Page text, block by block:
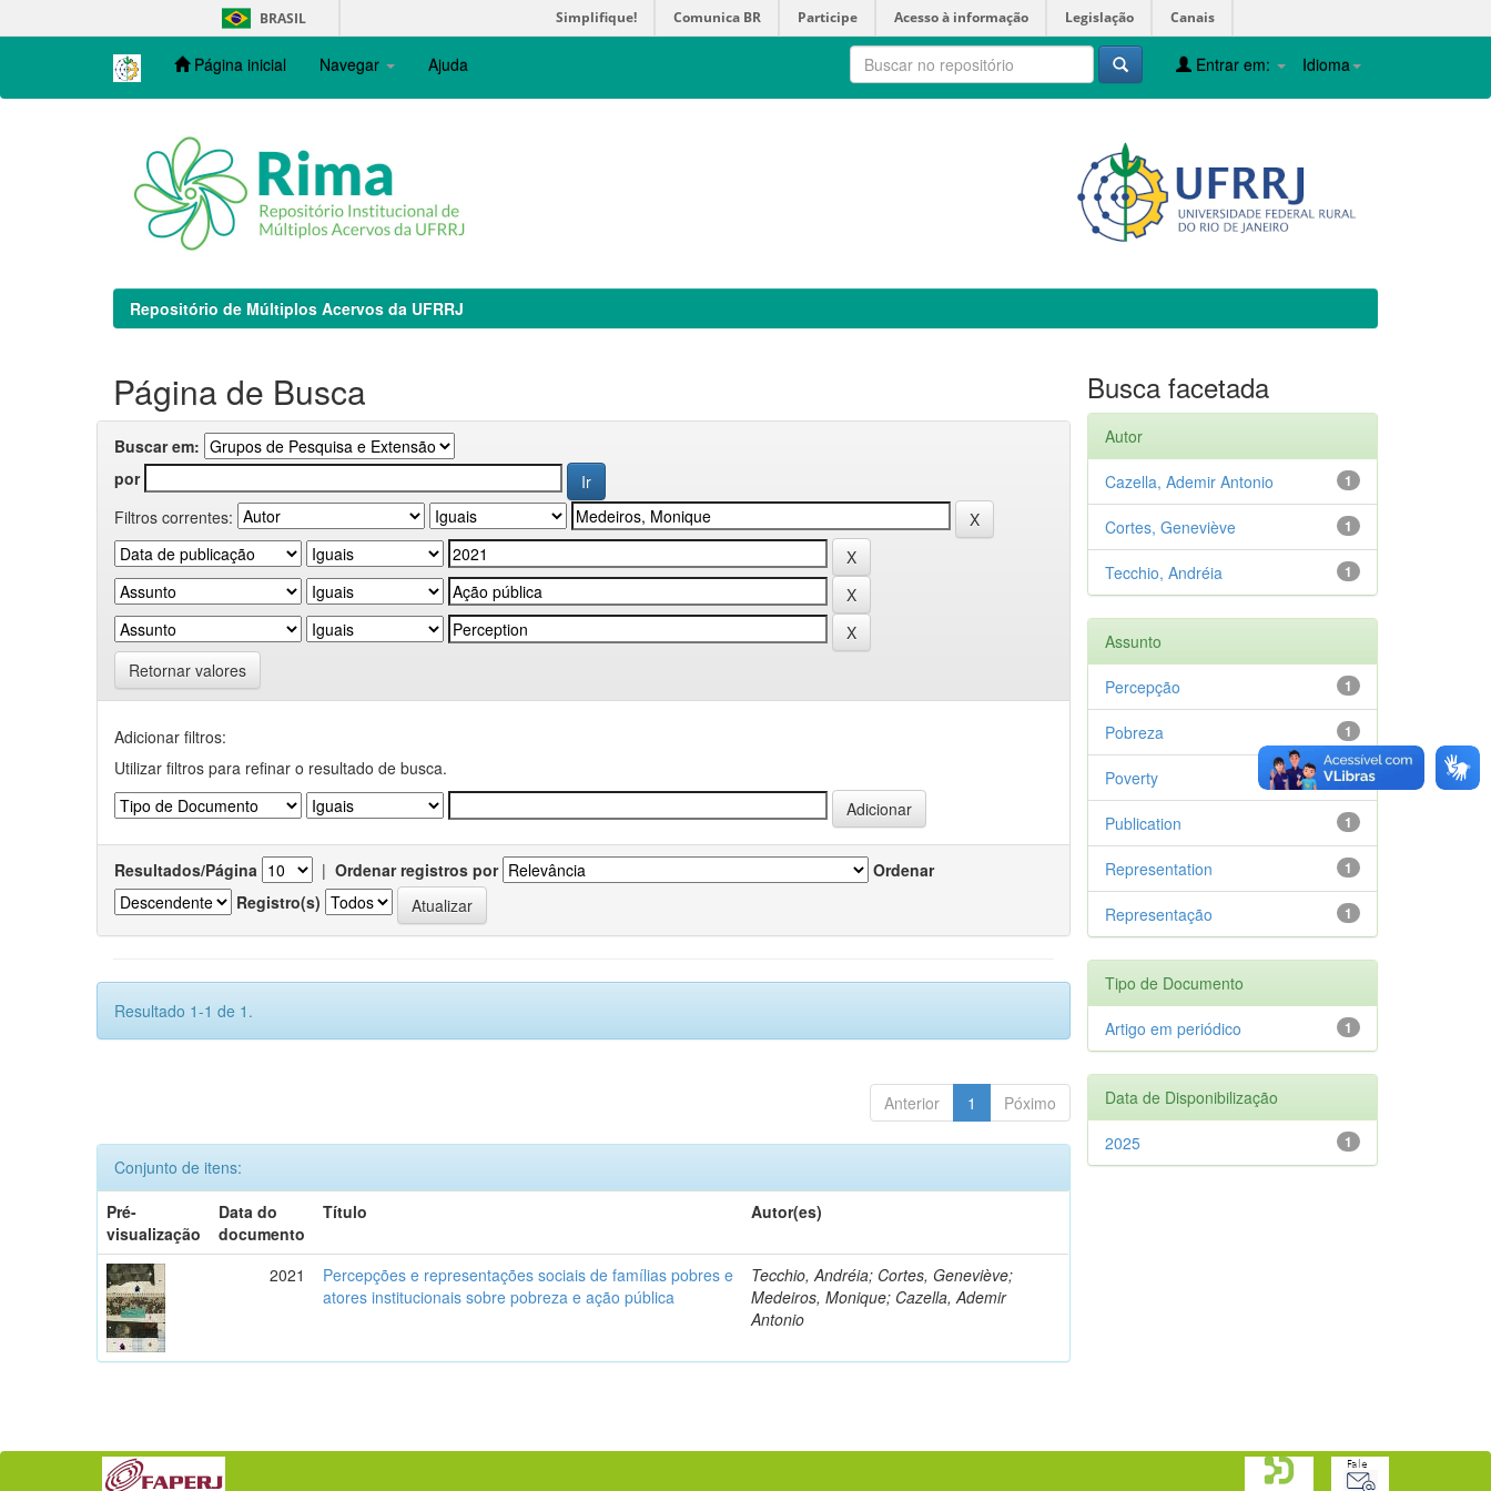
navigation
BRASIL Simplifique! Comunica BR Participe Acesso à informação Legislação Canais
Página inicial Navegar Ajuda Idioma
Entrar em:
Repositório de Múltiplos Acervos da UFRRJ
Página de Busca
Buscar em:
por
Filtros correntes:
Retornar valores
Adicionar filtros:
Utilizar filtros para refinar o resultado de busca.
Resultados/Página | Ordenar registros por
Ordenar
Registro(s)
Resultado 1-1 de 1.
Anterior 1 Póximo
Conjunto de itens:
Pré-
visualização
Data do
documento
Título Autor(es)
2021
Percepções e representações sociais de famílias pobres e
atores institucionais sobre pobreza e ação pública
Tecchio, Andréia; Cortes, Geneviève;
Medeiros, Monique; Cazella, Ademir
Antonio
Busca facetada
Autor
1
Cazella, Ademir Antonio
1
Cortes, Geneviève
1
Tecchio, Andréia
Assunto
1
Percepção
1
Pobreza
1
Poverty
1
Publication
1
Representation
1
Representação
Tipo de Documento
1
Artigo em periódico
Data de Disponibilização
1
2025